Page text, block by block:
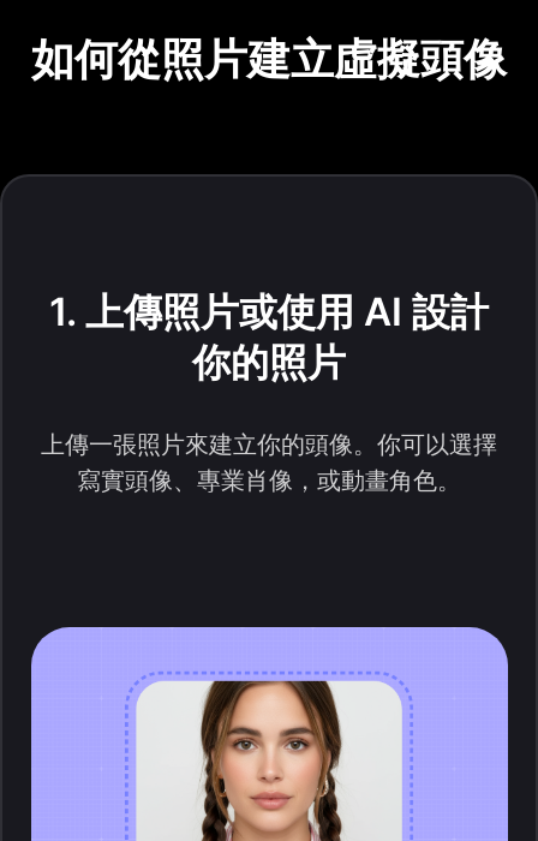
如何從照片建立虛擬頭像
1. 上傳照片或使用 AI 設計
你的照片
上傳一張照片來建立你的頭像。你可以選擇
寫實頭像、專業肖像，或動畫角色。